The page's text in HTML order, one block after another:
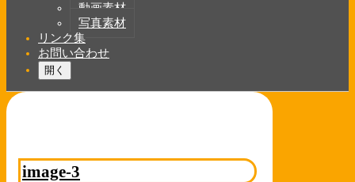
動画素材
写真素材
リンク集
お問い合わせ
開く
image-3